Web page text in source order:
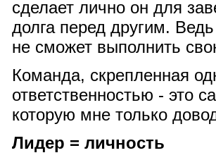
сделает лично он для
долга перед другим.
не сможет выполнить
Команда, скрепленная
ответственностью - это
которую мне только
Лидер = личность